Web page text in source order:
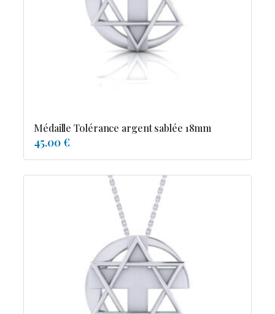
Médaille Tolérance argent sablée 18mm
45.00 €